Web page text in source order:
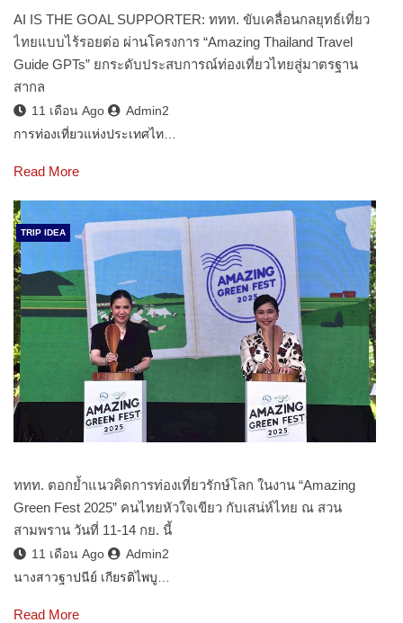
AI IS THE GOAL SUPPORTER: ททท. ขับเคลื่อนกลยุทธ์เที่ยว
ไทยแบบไร้รอยต่อ ผ่านโครงการ “Amazing Thailand Travel
Guide GPTs” ยกระดับประสบการณ์ท่องเที่ยวไทยสู่มาตรฐาน
สากล
11 เดือน Ago
Admin2
การท่องเที่ยวแห่งประเทศไท…
Read More
TRIP IDEA
ททท. ตอกย้ำแนวคิดการท่องเที่ยวรักษ์โลก ในงาน “Amazing
Green Fest 2025” คนไทยหัวใจเขียว กับเสน่ห์ไทย ณ สวน
สามพราน วันที่ 11-14 กย. นี้
11 เดือน Ago
Admin2
นางสาวฐาปนีย์ เกียรติไพบู…
Read More